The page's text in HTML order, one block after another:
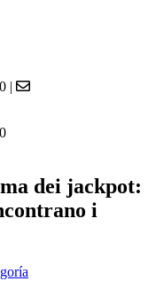
|
dei jackpot:
i